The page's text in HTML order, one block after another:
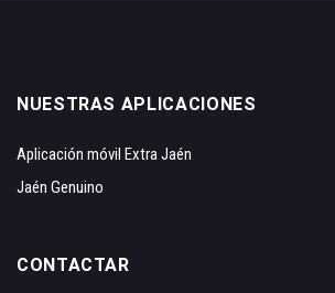
NUESTRAS APLICACIONES
Aplicación móvil Extra Jaén
Jaén Genuino
CONTACTAR